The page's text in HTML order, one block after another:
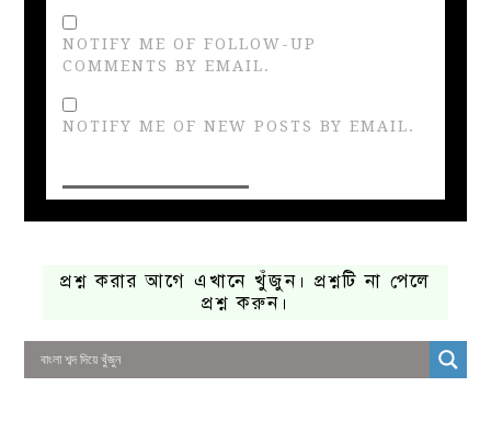
NOTIFY ME OF FOLLOW-UP
COMMENTS BY EMAIL.
NOTIFY ME OF NEW POSTS BY EMAIL.
প্রশ্ন করার আগে এখানে খুঁজুন। প্রশ্নটি না পেলে
প্রশ্ন করুন।